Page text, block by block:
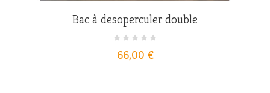
Bac à desoperculer double
Prix
66,00 €